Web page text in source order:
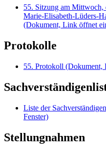
55. Sitzung am Mittwoch,
Marie-Elisabeth-Lüders-
(Dokument, Link öffnet
Protokolle
55. Protokoll (Dokument,
Liste der Sachverständigen
Fenster)
Stellungnahmen